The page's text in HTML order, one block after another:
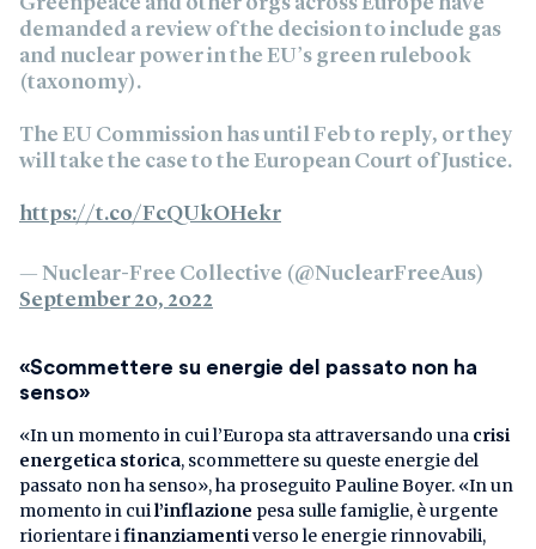
demanded a review of the decision to include gas
and nuclear power in the EU’s green rulebook
(taxonomy).
The EU Commission has until Feb to reply, or they
will take the case to the European Court of Justice.
https://t.co/FcQUkOHekr
— Nuclear-Free Collective (@NuclearFreeAus)
September 20, 2022
«Scommettere su energie del passato non ha
senso»
«In un momento in cui l’Europa sta attraversando una crisi
energetica storica, scommettere su queste energie del
passato non ha senso», ha proseguito Pauline Boyer. «In un
momento in cuil’inflazione pesa sulle famiglie, è urgente
riorientare ifinanziamentiverso le energie rinnovabili,